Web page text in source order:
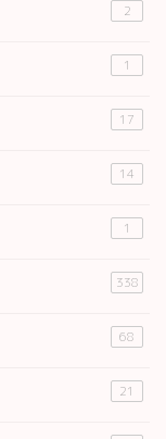
2
1
17
14
1
338
68
21